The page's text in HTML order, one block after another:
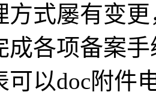
方式屡有变
成各项备案
可以doc附件